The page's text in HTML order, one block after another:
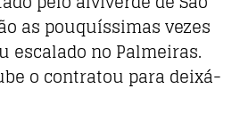
as pouquíssimas vezes
escalado no Palmeiras.
o contratou para deixá-